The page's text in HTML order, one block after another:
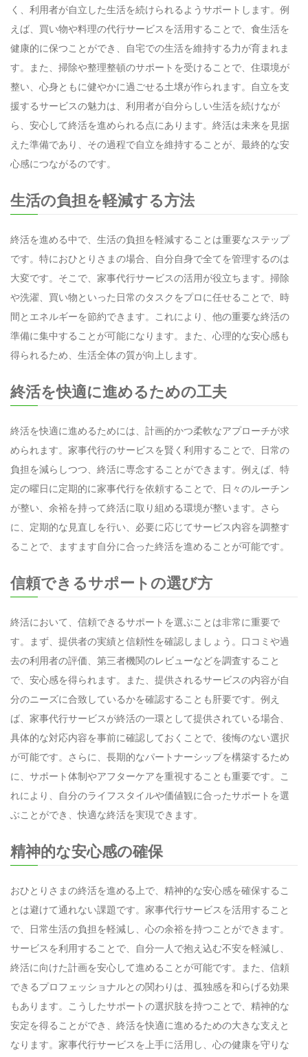
く、利用者が自立した生活を続けられるようサポートします。例
えば、買い物や料理の代行サービスを活用することで、食生活を
健康的に保つことができ、自宅での生活を維持する力が育まれま
す。また、掃除や整理整頓のサポートを受けることで、住環境が
整い、心身ともに健やかに過ごせる土壌が作られます。自立を支
援するサービスの魅力は、利用者が自分らしい生活を続けなが
ら、安心して終活を進められる点にあります。終活は未来を見据
えた準備であり、その過程で自立を維持することが、最終的な安
心感につながるのです。
生活の負担を軽減する方法
終活を進める中で、生活の負担を軽減することは重要なステップ
です。特におひとりさまの場合、自分自身で全てを管理するのは
大変です。そこで、家事代行サービスの活用が役立ちます。掃除
や洗濯、買い物といった日常のタスクをプロに任せることで、時
間とエネルギーを節約できます。これにより、他の重要な終活の
準備に集中することが可能になります。また、心理的な安心感も
得られるため、生活全体の質が向上します。
終活を快適に進めるための工夫
終活を快適に進めるためには、計画的かつ柔軟なアプローチが求
められます。家事代行のサービスを賢く利用することで、日常の
負担を減らしつつ、終活に専念することができます。例えば、特
定の曜日に定期的に家事代行を依頼することで、日々のルーチン
が整い、余裕を持って終活に取り組める環境が整います。さら
に、定期的な見直しを行い、必要に応じてサービス内容を調整す
ることで、ますます自分に合った終活を進めることが可能です。
信頼できるサポートの選び方
終活において、信頼できるサポートを選ぶことは非常に重要で
す。まず、提供者の実績と信頼性を確認しましょう。口コミや過
去の利用者の評価、第三者機関のレビューなどを調査すること
で、安心感を得られます。また、提供されるサービスの内容が自
分のニーズに合致しているかを確認することも肝要です。例え
ば、家事代行サービスが終活の一環として提供されている場合、
具体的な対応内容を事前に確認しておくことで、後悔のない選択
が可能です。さらに、長期的なパートナーシップを構築するため
に、サポート体制やアフターケアを重視することも重要です。こ
れにより、自分のライフスタイルや価値観に合ったサポートを選
ぶことができ、快適な終活を実現できます。
精神的な安心感の確保
おひとりさまの終活を進める上で、精神的な安心感を確保するこ
とは避けて通れない課題です。家事代行サービスを活用すること
で、日常生活の負担を軽減し、心の余裕を持つことができます。
サービスを利用することで、自分一人で抱え込む不安を軽減し、
終活に向けた計画を安心して進めることが可能です。また、信頼
できるプロフェッショナルとの関わりは、孤独感を和らげる効果
もあります。こうしたサポートの選択肢を持つことで、精神的な
安定を得ることができ、終活を快適に進めるための大きな支えと
なります。家事代行サービスを上手に活用し、心の健康を守りな